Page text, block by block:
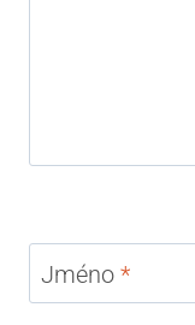
Jméno *